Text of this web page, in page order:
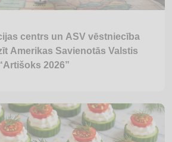
grāmatu...
centrs un ASV vēstniecība
Amerikas Savienotās Valstis
2026”